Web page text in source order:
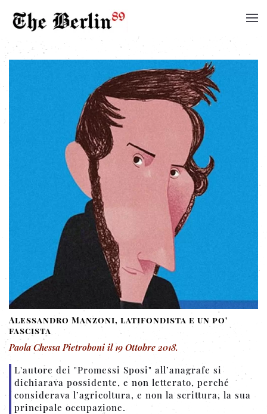
Alessandro Manzoni, latifondista e un po'
fascista
Paola Chessa Pietroboni il 19 Ottobre 2018.
L'autore dei "Promessi Sposi" all’anagrafe si
dichiarava possidente, e non letterato, perché
considerava l’agricoltura, e non la scrittura, la sua
principale occupazione.